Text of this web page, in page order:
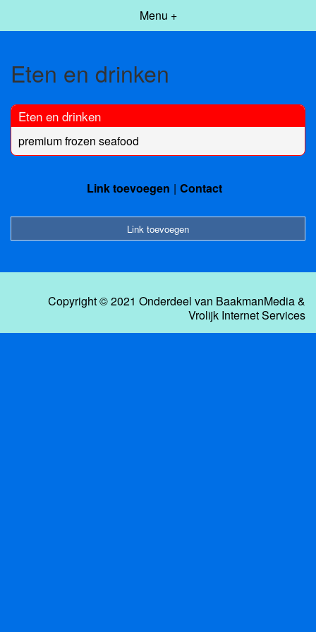
Menu +
Eten en drinken
Eten en drinken
premium frozen seafood
Link toevoegen Contact
Link toevoegen
Copyright © 2021 Onderdeel van BaakmanMedia&
Vrolijk Internet Services